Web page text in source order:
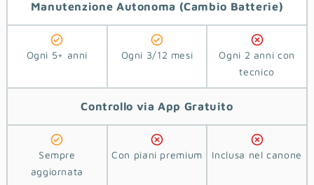
Manutenzione Autonoma (Cambio Batterie)
Ogni 5+ anni Ogni 3/12 mesi
Ogni 2 anni con
tecnico
Controllo via App Gratuito
Sempre
aggiornata
Con piani premium Inclusa nel canone